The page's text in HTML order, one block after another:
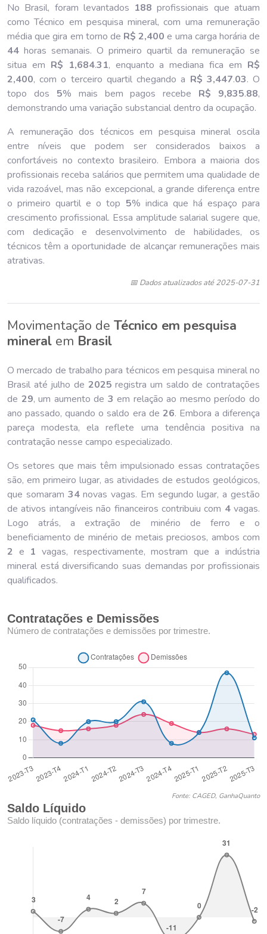
No Brasil, foram levantados 188 profissionais que atuam
como Técnico em pesquisa mineral, com uma remuneração
média que gira em torno de R$ 2,400 e uma carga horária de
44 horas semanais. O primeiro quartil da remuneração se
situa em R$ 1,684.31, enquanto a mediana fica em R$
2,400, com o terceiro quartil chegando a R$ 3,447.03. O
topo dos 5% mais bem pagos recebe R$ 9,835.88,
demonstrando uma variação substancial dentro da ocupação.
A remuneração dos técnicos em pesquisa mineral oscila
entre níveis que podem ser considerados baixos a
confortáveis no contexto brasileiro. Embora a maioria dos
profissionais receba salários que permitem uma qualidade de
vida razoável, mas não excepcional, a grande diferença entre
o primeiro quartil e o top 5% indica que há espaço para
crescimento profissional. Essa amplitude salarial sugere que,
com dedicação e desenvolvimento de habilidades, os
técnicos têm a oportunidade de alcançar remunerações mais
atrativas.
📅 Dados atualizados até 2025-07-31
Movimentação de Técnico em pesquisa
mineral em Brasil
O mercado de trabalho para técnicos em pesquisa mineral no
Brasil até julho de 2025 registra um saldo de contratações
de 29, um aumento de 3 em relação ao mesmo período do
ano passado, quando o saldo era de 26. Embora a diferença
pareça modesta, ela reflete uma tendência positiva na
contratação nesse campo especializado.
Os setores que mais têm impulsionado essas contratações
são, em primeiro lugar, as atividades de estudos geológicos,
que somaram 34novas vagas. Em segundo lugar, a gestão
de ativos intangíveis não financeiros contribuiu com 4vagas.
Logo atrás, a extração de minério de ferro e o
beneficiamento de minério de metais preciosos, ambos com
2 e 1 vagas, respectivamente, mostram que a indústria
mineral está diversificando suas demandas por profissionais
qualificados.
Contratações e Demissões
Número de contratações e demissões por trimestre.
Fonte: CAGED, GanhaQuanto
Saldo Líquido
Saldo líquido (contratações - demissões) por trimestre.